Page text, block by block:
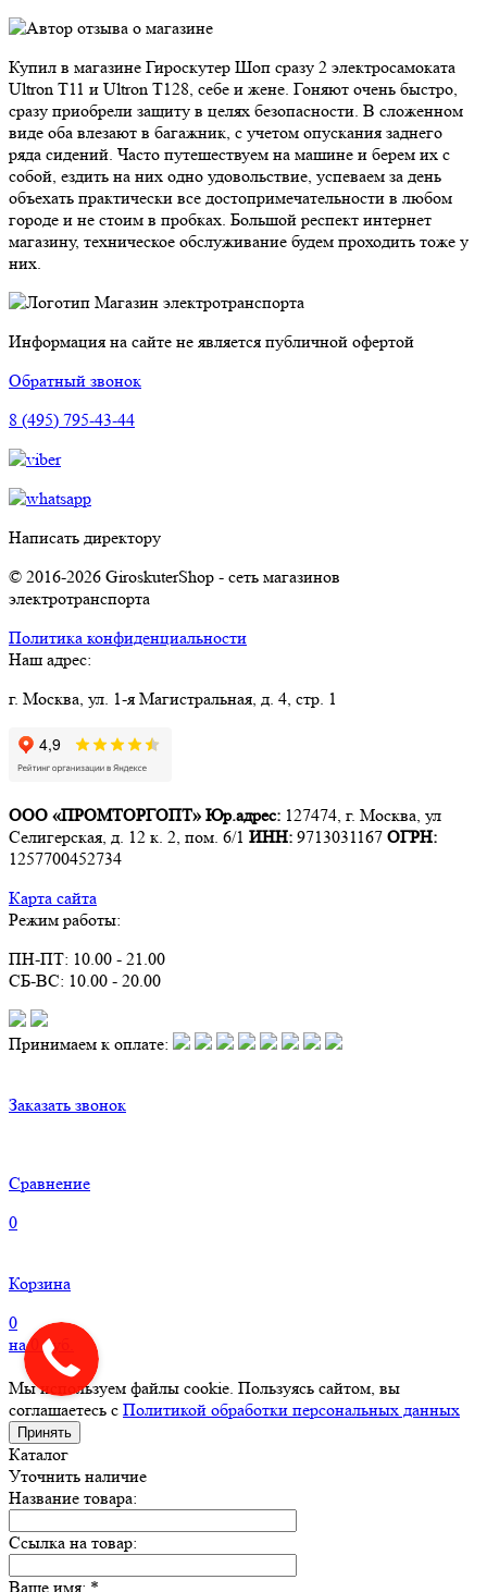
Купил в магазине Гироскутер Шоп сразу 2 электросамоката
Ultron T11 и Ultron T128, себе и жене. Гоняют очень быстро,
сразу приобрели защиту в целях безопасности. В сложенном
виде оба влезают в багажник, с учетом опускания заднего
ряда сидений. Часто путешествуем на машине и берем их с
собой, ездить на них одно удовольствие, успеваем за день
объехать практически все достопримечательности в любом
городе и не стоим в пробках. Большой респект интернет
магазину, техническое обслуживание будем проходить тоже у
них.
Магазин электротранспорта
Информация на сайте не является публичной офертой
Обратный звонок
8 (495) 795-43-44
Написать директору
© 2016-2026 GiroskuterShop - сеть магазинов
электротранспорта
Политика конфиденциальности
Наш адрес:
г. Москва, ул. 1-я Магистральная, д. 4, стр. 1
ООО «ПРОМТОРГОПТ» Юр.адрес: 127474, г. Москва, ул
Селигерская, д. 12 к. 2, пом. 6/1 ИНН: 9713031167 ОГРН:
1257700452734
Карта сайта
Режим работы:
ПН-ПТ: 10.00 - 21.00
СБ-ВС: 10.00 - 20.00
Принимаем к оплате:
Заказать звонок
Сравнение
0
Корзина
0
на0 руб.
Мы используем файлы cookie. Пользуясь сайтом, вы
соглашаетесь с Политикой обработки персональных данных
Принять
Каталог
Уточнить наличие
Название товара:
Ссылка на товар:
Ваше имя: *